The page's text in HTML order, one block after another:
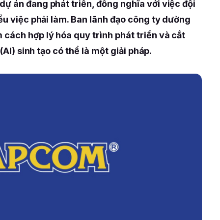
án đang phát triển, đồng nghĩa với việc đội
việc phải làm. Ban lãnh đạo công ty dường
hợp lý hóa quy trình phát triển và cắt
sinh tạo có thể là một giải pháp.